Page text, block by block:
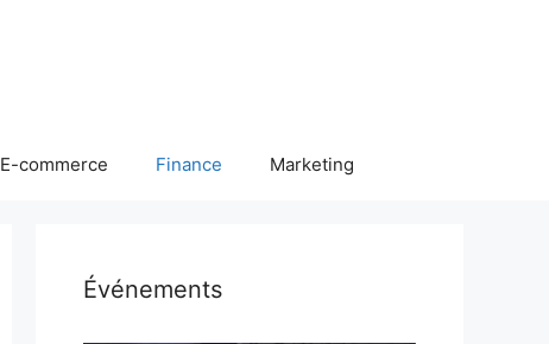
E-commerce Finance Marketing
Événements